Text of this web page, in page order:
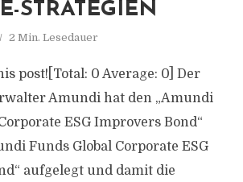
STRATEGIEN
2 Min. Lesedauer
post![Total: 0 Average: 0] Der
Amundi hat den „Amundi
ESG Improvers Bond“
Funds Global Corporate ESG
aufgelegt und damit die